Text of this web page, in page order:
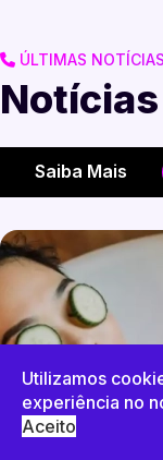
ÚLTIMAS
Saiba Mais
Utilizamos
experiência no
Aceito